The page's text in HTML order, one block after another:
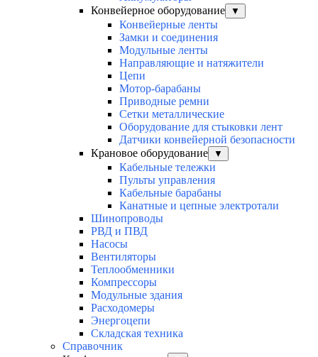
Конвейерное оборудование
▼
Конвейерные ленты
Замки и соединения
Модульные ленты
Направляющие и натяжители
Цепи
Мотор-барабаны
Приводные ремни
Сетки металлические
Оборудование для стыковки лент
Датчики конвейерной безопасности
Крановое оборудование
▼
Кабельные тележки
Пульты управления
Кабельные барабаны
Канатные и цепные электротали
Шинопроводы
РВД и ПВД
Насосы
Вентиляторы
Теплообменники
Компрессоры
Модульные здания
Расходомеры
Энергоцепи
Складская техника
Справочник